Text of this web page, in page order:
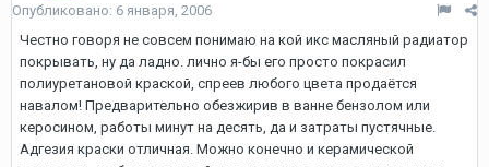
Опубликовано: 6 января, 2006
Честно говоря не совсем понимаю на кой икс масляный радиатор
покрывать, ну да ладно. лично я-бы его просто покрасил
полиуретановой краской, спреев любого цвета продаётся
навалом! Предварительно обезжирив в ванне бензолом или
керосином, работы минут на десять, да и затраты пустячные.
Адгезия краски отличная. Можно конечно и керамической